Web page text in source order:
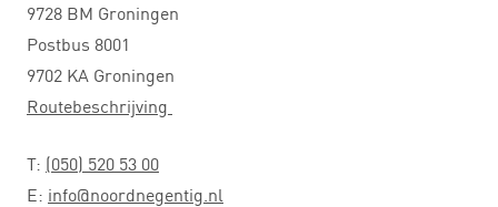
9728 BM Groningen
Postbus 8001
9702 KA Groningen
Routebeschrijving
T: (050) 520 53 00
E: info@noordnegentig.nl